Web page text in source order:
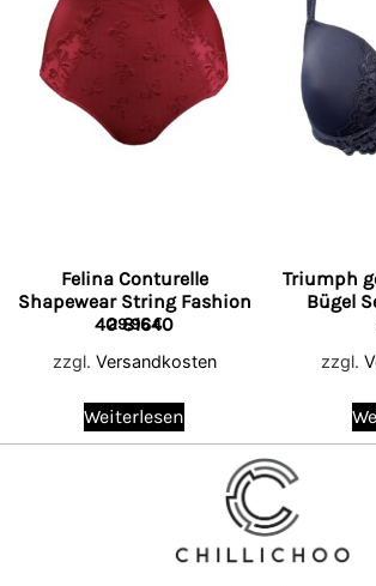
Felina Conturelle
Shapewear String Fashion
40 81640
29,95€
zzgl. Versandkosten
Weiterlesen
Triumph
Bügel
zzgl.